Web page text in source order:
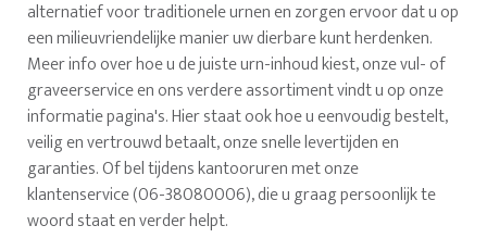
alternatief voor traditionele urnen en zorgen ervoor dat u op
een milieuvriendelijke manier uw dierbare kunt herdenken.
Meer info over hoe u de juiste urn-inhoud kiest, onze vul- of
graveerservice en ons verdere assortiment vindt u op onze
informatie pagina's. Hier staat ook hoe u eenvoudig bestelt,
veilig en vertrouwd betaalt, onze snelle levertijden en
garanties. Of bel tijdens kantooruren met onze
klantenservice (06-38080006), die u graag persoonlijk te
woord staat en verder helpt.